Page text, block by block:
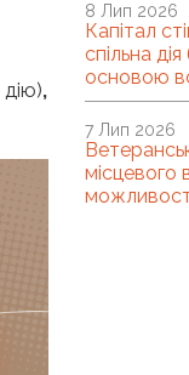
,
Капітал
спільна
основою
8 Лип 2026
місцевого
7 Лип 2026